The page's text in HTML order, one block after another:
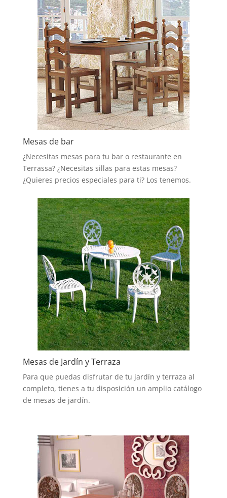
Mesas de bar
¿Necesitas mesas para tu bar o restaurante en
Terrassa? ¿Necesitas sillas para estas mesas?
¿Quieres precios especiales para ti? Los tenemos.
Mesas de Jardín y Terraza
Para que puedas disfrutar de tu jardín y terraza al
completo, tienes a tu disposición un amplio catálogo
de mesas de jardín.